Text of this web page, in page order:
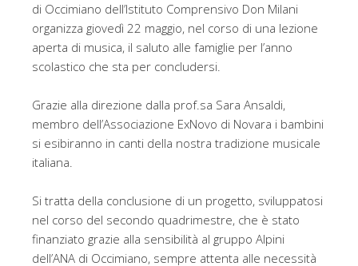
di Occimiano dell’Istituto Comprensivo Don Milani
organizza giovedì 22 maggio, nel corso di una lezione
aperta di musica, il saluto alle famiglie per l’anno
scolastico che sta per concludersi.
Grazie alla direzione dalla prof.sa Sara Ansaldi,
membro dell’Associazione ExNovo di Novara i bambini
si esibiranno in canti della nostra tradizione musicale
italiana.
Si tratta della conclusione di un progetto, sviluppatosi
nel corso del secondo quadrimestre, che è stato
finanziato grazie alla sensibilità al gruppo Alpini
dell’ANA di Occimiano, sempre attenta alle necessità